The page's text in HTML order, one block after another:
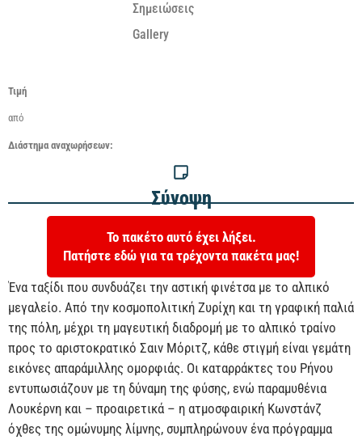
Σημειώσεις
Gallery
Τιμή
από
Διάστημα αναχωρήσεων:
Σύνοψη
Το πακέτο αυτό έχει λήξει.
Πατήστε εδώ για τα τρέχοντα πακέτα μας!
Ένα ταξίδι που συνδυάζει την αστική φινέτσα με το αλπικό
μεγαλείο. Από την κοσμοπολιτική Ζυρίχη και τη γραφική παλιά
της πόλη, μέχρι τη μαγευτική διαδρομή με το αλπικό τραίνο
προς το αριστοκρατικό Σαιν Μόριτζ, κάθε στιγμή είναι γεμάτη
εικόνες απαράμιλλης ομορφιάς. Οι καταρράκτες του Ρήνου
εντυπωσιάζουν με τη δύναμη της φύσης, ενώ παραμυθένια
Λουκέρνη και – προαιρετικά – η ατμοσφαιρική Κωνστάνζ
όχθες της ομώνυμης λίμνης, συμπληρώνουν ένα πρόγραμμα